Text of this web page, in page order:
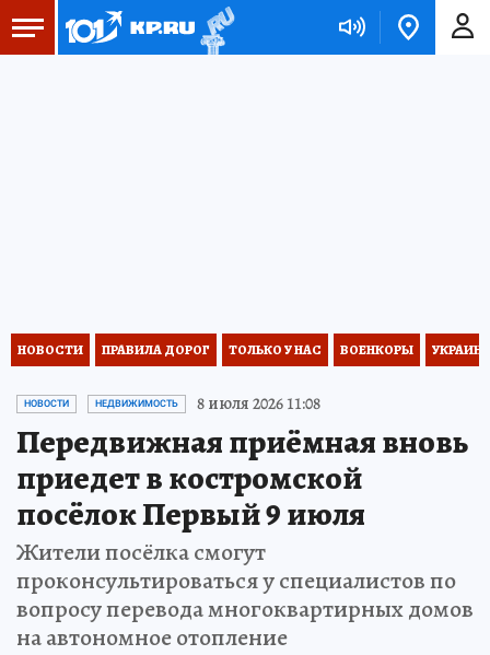
НОВОСТИ ПРАВИЛА ДОРОГ ТОЛЬКО У НАС ВОЕНКОРЫ
НОВОСТИ НЕДВИЖИМОСТЬ 8 июля 2026 11:08
Передвижная приёмная вновь
приедет в костромской
посёлок Первый 9 июля
Жители посёлка смогут
проконсультироваться у специалистов по
вопросу перевода многоквартирных домов
на автономное отопление